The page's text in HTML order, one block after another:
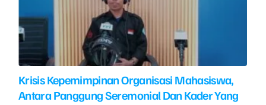
Krisis Kepemimpinan Organisasi Mahasiswa,
Antara Panggung Seremonial Dan Kader Yang